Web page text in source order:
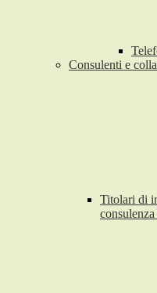
Consulenti e
Titolari di
consulenza